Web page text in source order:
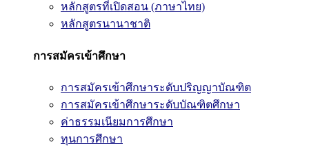
หลักสูตรที่เปิดสอน (ภาษาไทย)
หลักสูตรนานาชาติ
การสมัครเข้าศึกษา
การสมัครเข้าศึกษาระดับปริญญาบัณฑิต
การสมัครเข้าศึกษาระดับบัณฑิตศึกษา
ค่าธรรมเนียมการศึกษา
ทุนการศึกษา